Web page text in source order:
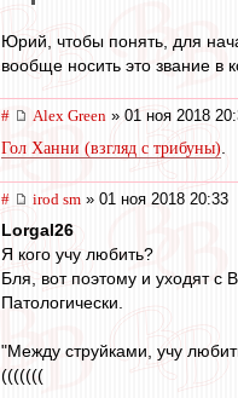
Юрий, чтобы понять, для
вообще носить это звание в
# Alex Green » 01 ноя 2018
Гол Ханни (взгляд с трибуны)
# irod sm » 01 ноя 2018 20:33
Lorgal26
Я кого учу любить?
Бля, вот поэтому и уходят с
Патологически.
"Между струйками, учу
(((((((